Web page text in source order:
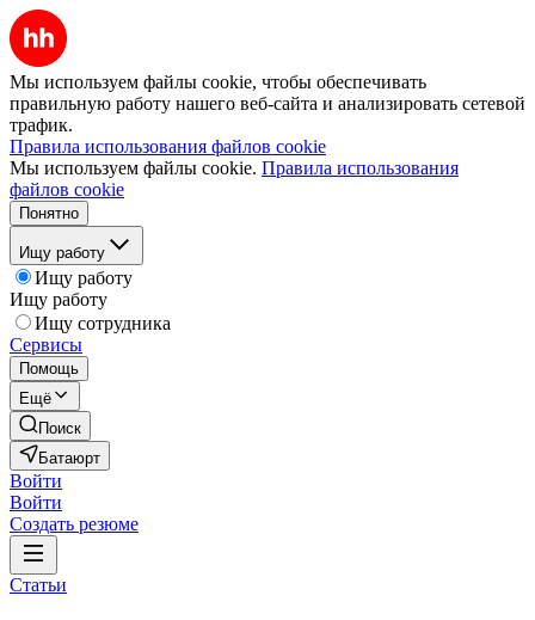
Мы используем файлы cookie, чтобы обеспечивать
правильную работу нашего веб-сайта и анализировать сетевой
трафик.
Правила использования файлов cookie
Мы используем файлы cookie. Правила использования
файлов cookie
Понятно
Ищу работу
Ищу работу
Ищу работу
Ищу сотрудника
Сервисы
Помощь
Ещё
Поиск
Батаюрт
Войти
Войти
Создать резюме
Статьи